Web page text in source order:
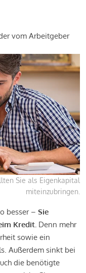
vom Arbeitgeber
Sie als Eigenkapital
miteinzubringen.
besser – Sie
Kredit. Denn mehr
sowie ein
Außerdem sinkt bei
die benötigte